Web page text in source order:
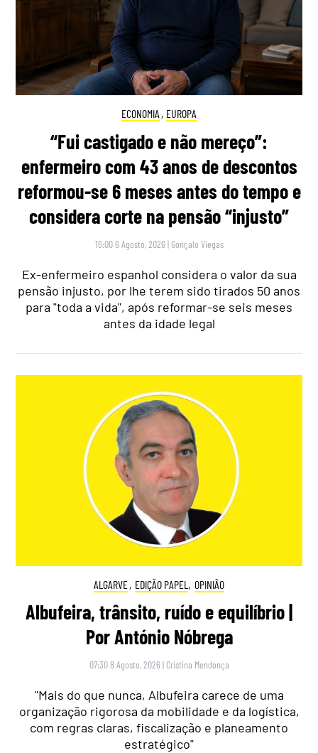
ECONOMIA , EUROPA
“Fui castigado e não mereço”:
enfermeiro com 43 anos de descontos
reformou-se 6 meses antes do tempo e
considera corte na pensão “injusto”
16:00 6 Agosto, 2026 | Gonçalo Viegas
Ex-enfermeiro espanhol considera o valor da sua
pensão injusto, por lhe terem sido tirados 50 anos
para "toda a vida", após reformar-se seis meses
antes da idade legal
ALGARVE, EDIÇÃO PAPEL , OPINIÃO
Albufeira, trânsito, ruído e equilíbrio |
Por António Nóbrega
07:30 8 Agosto, 2026 | Cristina Mendonça
"Mais do que nunca, Albufeira carece de uma
organização rigorosa da mobilidade e da logística,
com regras claras, fiscalização e planeamento
estratégico"